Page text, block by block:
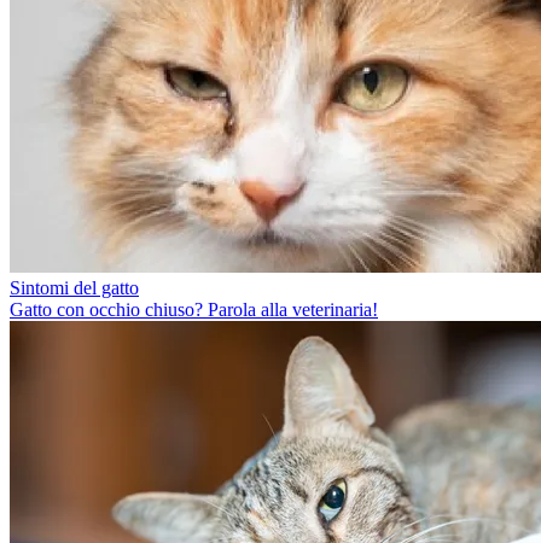
Sintomi del gatto
Gatto con occhio chiuso? Parola alla veterinaria!